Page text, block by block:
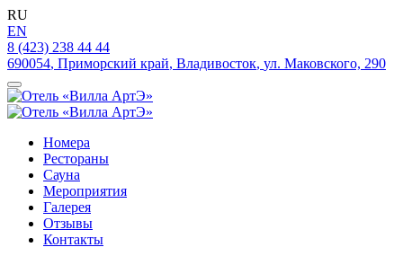
RU
EN
8 (423) 238 44 44
690054, Приморский край, Владивосток, ул. Маковского, 290
Номера
Рестораны
Сауна
Мероприятия
Галерея
Отзывы
Контакты